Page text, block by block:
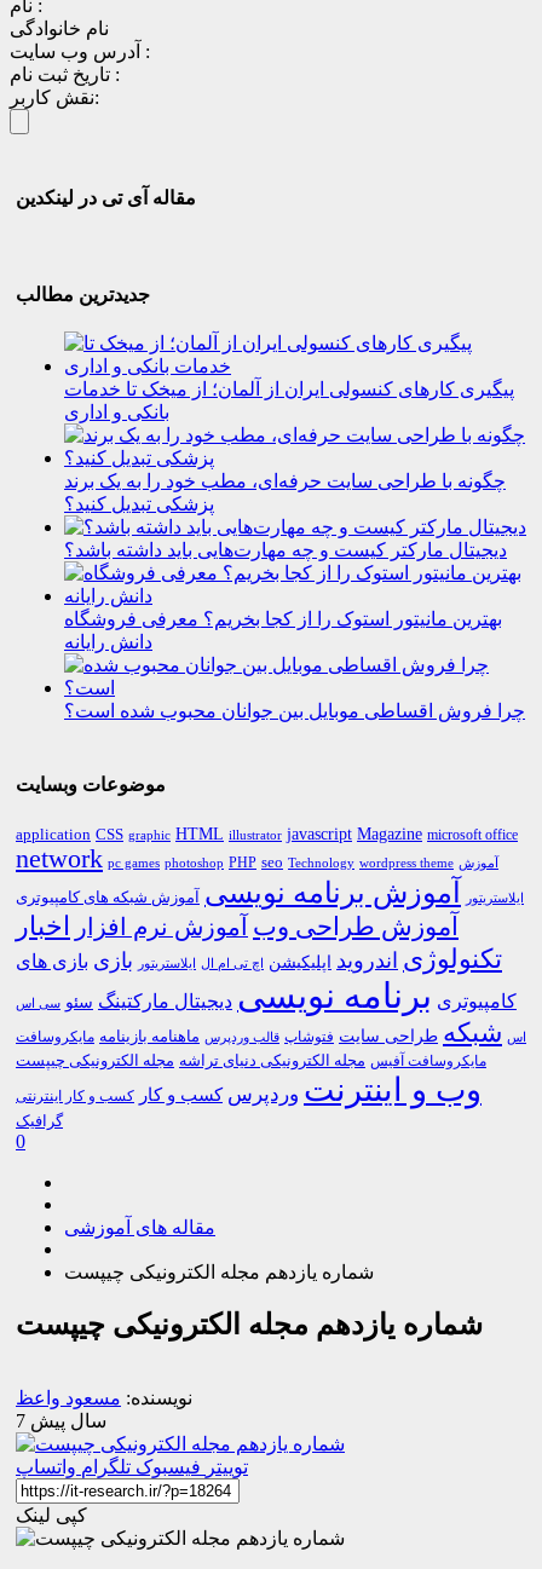
نام :
نام خانوادگی
آدرس وب سایت :
تاریخ ثبت نام :
نقش کاربر:
مقاله آی تی در لینکدین
جدیدترین مطالب
پیگیری کارهای کنسولی ایران از آلمان؛ از میخک تا خدمات
بانکی و اداری
چگونه با طراحی سایت حرفه‌ای، مطب خود را به یک برند
پزشکی تبدیل کنید؟
دیجیتال مارکتر کیست و چه مهارت‌هایی باید داشته باشد؟
بهترین مانیتور استوک را از کجا بخریم؟ معرفی فروشگاه
دانش رایانه
چرا فروش اقساطی موبایل بین جوانان محبوب شده است؟
موضوعات وبسایت
application CSS graphic HTML illustrator javascript Magazine microsoft office
network pc games photoshop PHP seo Technology wordpress theme آموزش
ایلاستریتور آموزش برنامه نویسی آموزش شبکه های کامپیوتری
آموزش طراحی وب آموزش نرم افزار اخبار
تکنولوژی اندروید اپلیکیشن اچ تی ام ال ایلاستریتور بازی بازی های
کامپیوتری برنامه نویسی دیجیتال مارکتینگ سئو سی اس
اس شبکه طراحی سایت فتوشاپ قالب وردپرس ماهنامه بازینامه مایکروسافت
مایکروسافت آفیس مجله الکترونیکی دنیای تراشه مجله الکترونیکی چیپست
وب و اینترنت وردپرس کسب و کار کسب و کار اینترنتی
گرافیک
0
مقاله های آموزشی
شماره یازدهم مجله الکترونیکی چیپست
شماره یازدهم مجله الکترونیکی چیپست
نویسنده: مسعود واعظ
7 سال پیش
توییتر فیسبوک تلگرام واتساپ
کپی لینک